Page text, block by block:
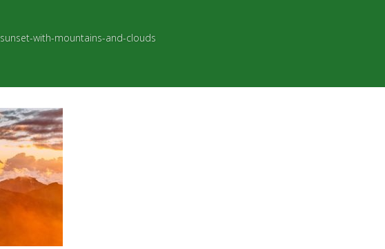
sunset-with-mountains-and-clouds